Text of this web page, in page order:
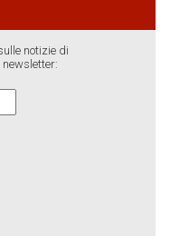
notizie di